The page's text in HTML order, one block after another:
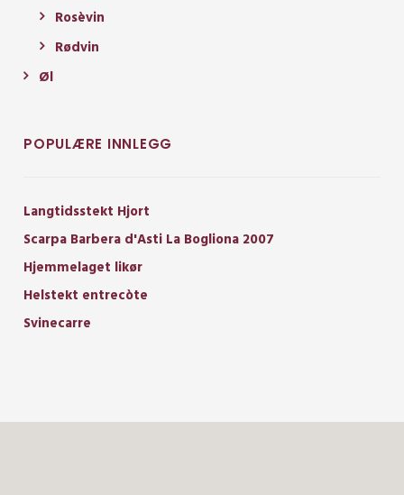
Rosèvin
Rødvin
Øl
POPULÆRE INNLEGG
Langtidsstekt Hjort
Scarpa Barbera d'Asti La Bogliona 2007
Hjemmelaget likør
Helstekt entrecòte
Svinecarre